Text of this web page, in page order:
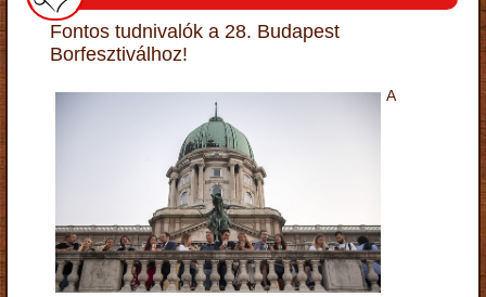
Fontos tudnivalók a 28. Budapest
Borfesztiválhoz!
A